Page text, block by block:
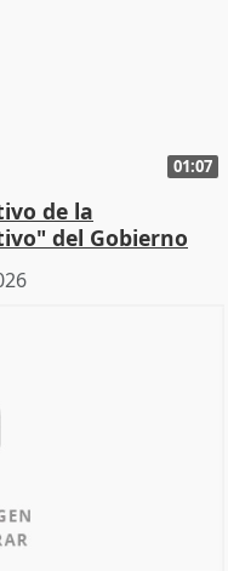
01:07
de la
del Gobierno